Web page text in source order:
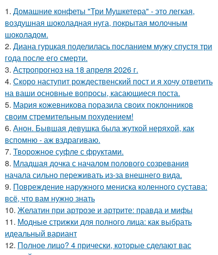
1. Домашние конфеты "Три Мушкетера" - это легкая,
воздушная шоколадная нуга, покрытая молочным
шоколадом.
2. Диана гурцкая поделилась посланием мужу спустя три
года после его смерти.
3. Астропрогноз на 18 апреля 2026 г.
4. Скоро наступит рождественский пост и я хочу ответить
на ваши основные вопросы, касающиеся поста.
5. Мария кожевникова поразила своих поклонников
своим стремительным похудением!
6. Анон. Бывшая девушка была жуткой неряхой, как
вспомню - аж вздрагиваю.
7. Творожное суфле с фруктами.
8. Младшая дочка с началом полового созревания
начала сильно переживать из-за внешнего вида.
9. Повреждение наружного мениска коленного сустава:
всё, что вам нужно знать
10. Желатин при артрозе и артрите: правда и мифы
11. Модные стрижки для полного лица: как выбрать
идеальный вариант
12. Полное лицо? 4 прически, которые сделают вас